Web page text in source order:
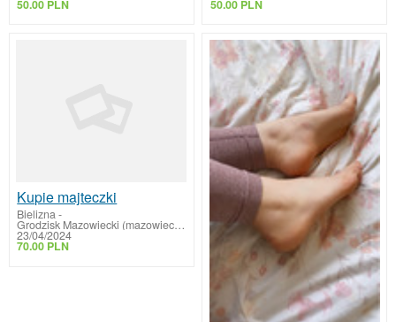
50.00 PLN 50.00 PLN
Kupie majteczki
Bielizna-
Grodzisk Mazowiecki (mazowieckie)
23/04/2024
70.00 PLN